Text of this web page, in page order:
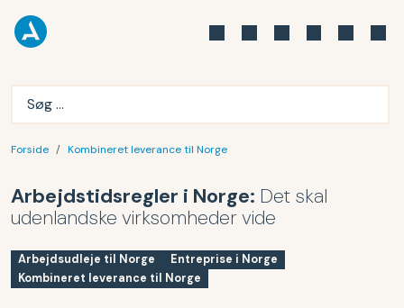
Forside Kombineret leverance til Norge
Arbejdstidsregler i Norge: Det skal
udenlandske virksomheder vide
Arbejdsudleje til Norge
Entreprise i Norge
Kombineret leverance til Norge